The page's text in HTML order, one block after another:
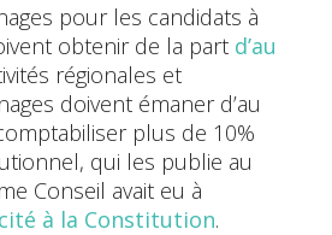
pour les candidats à
obtenir de la part d’au
régionales et
doivent émaner d’au
plus de 10%
qui les publie au
Conseil avait eu à
à la Constitution.